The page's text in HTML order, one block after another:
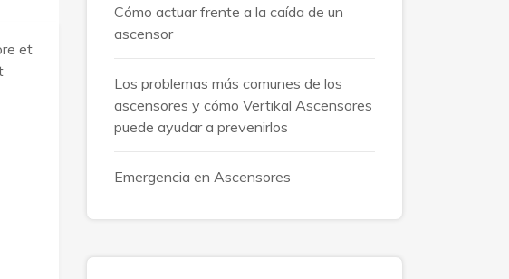
et
Cómo actuar frente a la caída de un
ascensor
Los problemas más comunes de los
ascensores y cómo Vertikal Ascensores
puede ayudar a prevenirlos
Emergencia en Ascensores